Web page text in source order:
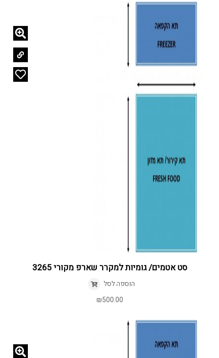
סט אטמים/ גומיות למקרר שארפ מקורי 3265
הוספה לסל
₪500.00